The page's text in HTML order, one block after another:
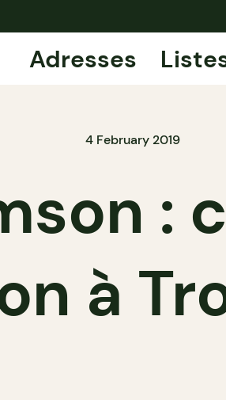
Adresses
4 February 2019
:
à